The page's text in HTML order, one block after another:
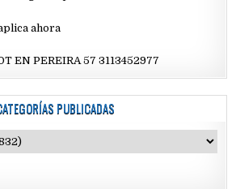
ahora
EN PEREIRA 57 3113452977
PUBLICADAS